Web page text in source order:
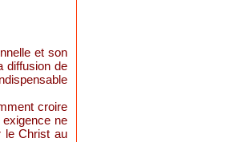
et son
diffusion de
croire
ne
le Christ au